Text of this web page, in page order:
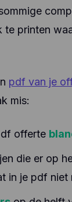
te printen
pdf van je
mis:
offerte
die er op
in je pdf niet